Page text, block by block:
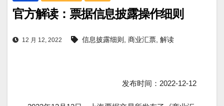
官方解读：票据信息披露操作细则
12 月 12, 2022 信息披露细则 商业汇票 解读
发布时间：2022-12-12